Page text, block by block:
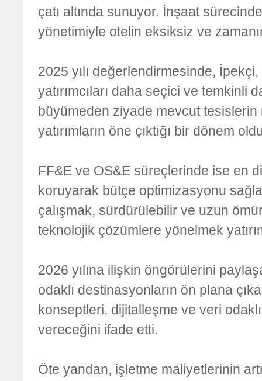
çatı altında sunuyor. İnşaat
yönetimiyle otelin eksiksiz ve
2025 yılı değerlendirmesinde,
yatırımcıları daha seçici ve temkinli
büyümeden ziyade mevcut tesislerin
yatırımların öne çıktığı bir dönem
FF&E ve OS&E süreçlerinde ise en
koruyarak bütçe optimizasyonu
çalışmak, sürdürülebilir ve uzun
teknolojik çözümlere yönelmek
2026 yılına ilişkin öngörülerini
odaklı destinasyonların ön plana
konseptleri, dijitalleşme ve veri
vereceğini ifade etti.
Öte yandan, işletme maliyetlerinin